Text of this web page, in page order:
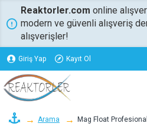
Reaktorler.com online
modern ve güvenli alışveriş
alışverişler!
Giriş Yap Kayıt Ol
Arama Mag Float